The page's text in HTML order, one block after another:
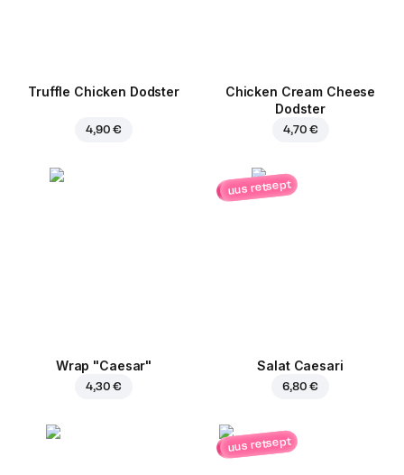
Truffle Chicken Dodster
4,90 €
Chicken Cream Cheese
Dodster
4,70 €
Wrap "Caesar"
4,30 €
uus retsept
Salat Caesari
6,80 €
uus retsept